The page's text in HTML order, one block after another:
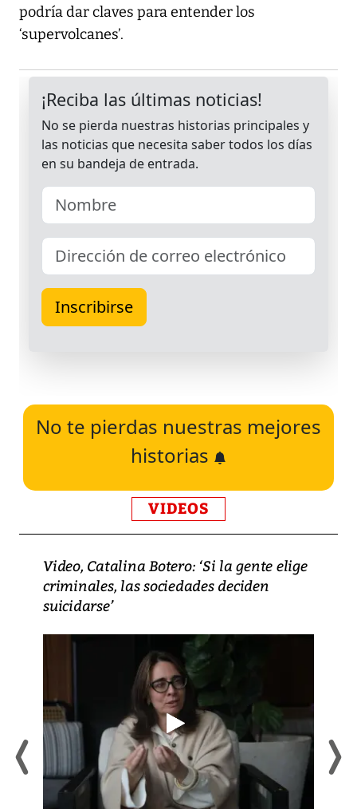
podría dar claves para entender los
‘supervolcanes’.
No te pierdas nuestras mejores
historias
VIDEOS
Video, Catalina Botero: ‘Si la gente elige
criminales, las sociedades deciden
suicidarse’